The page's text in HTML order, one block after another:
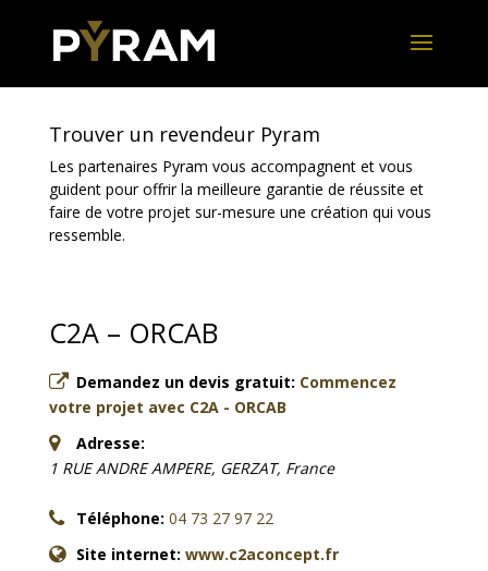
Trouver un revendeur Pyram
Les partenaires Pyram vous accompagnent et vous
guident pour offrir la meilleure garantie de réussite et
faire de votre projet sur-mesure une création qui vous
ressemble.
C2A – ORCAB
Demandez un devis gratuit: Commencez
votre projet avec C2A - ORCAB
Adresse:
1 RUE ANDRE AMPERE, GERZAT, France
Téléphone: 04 73 27 97 22
Site internet: www.c2aconcept.fr